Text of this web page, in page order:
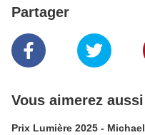
Partager
Vous aimerez aussi
Prix Lumière 2025 -